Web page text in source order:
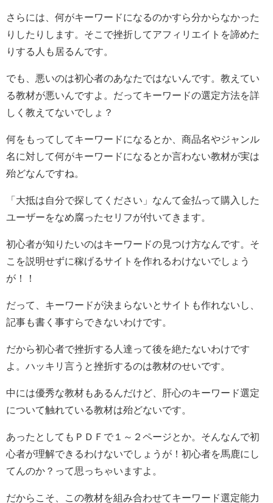
さらには、何がキーワードになるのかすら分からなかった
りしたりします。そこで挫折してアフィリエイトを諦めた
りする人も居るんです。
でも、悪いのは初心者のあなたではないんです。教えてい
る教材が悪いんですよ。だってキーワードの選定方法を詳
しく教えてないでしょ？
何をもってしてキーワードになるとか、商品名やジャンル
名に対して何がキーワードになるとか言わない教材が実は
殆どなんですね。
「大抵は自分で探してください」なんて金払って購入した
ユーザーをなめ腐ったセリフが付いてきます。
初心者が知りたいのはキーワードの見つけ方なんです。そ
こを説明せずに稼げるサイトを作れるわけないでしょう
が！！
だって、キーワードが決まらないとサイトも作れないし、
記事も書く事すらできないわけです。
だから初心者で挫折する人達って後を絶たないわけです
よ。ハッキリ言うと挫折するのは教材のせいです。
中には優秀な教材もあるんだけど、肝心のキーワード選定
について触れている教材は殆どないです。
あったとしてもＰＤＦで１～２ページとか。そんなんで初
心者が理解できるわけないでしょうが！初心者を馬鹿にし
てんのか？って思っちゃいますよ。
だからこそ、この教材を組み合わせてキーワード選定能力